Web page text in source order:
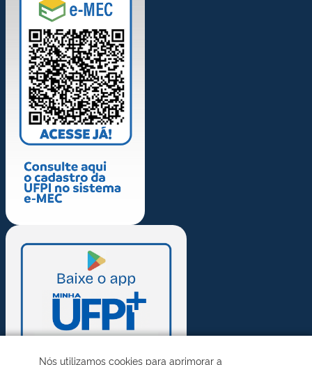
Nós utilizamos cookies para aprimorar a